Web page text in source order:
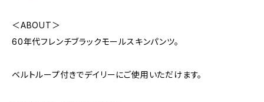
＜ABOUT＞
60年代フレンチブラックモールスキンパンツ。
ベルトループ付きでデイリーにご使用いただけます。